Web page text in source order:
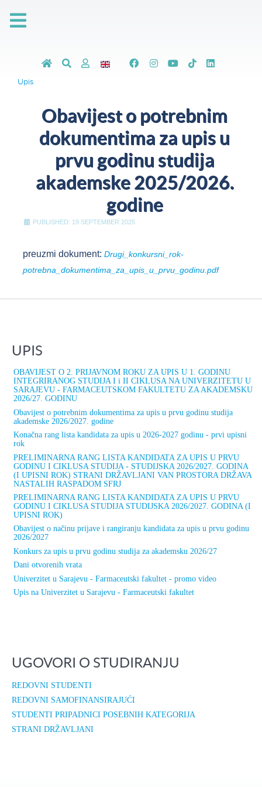
Upis
Obavijest o potrebnim
dokumentima za upis u
prvu godinu studija
akademske 2025/2026.
godine
PUBLISHED: 19 SEPTEMBER 2025
preuzmi dokument: Drugi_konkursni_rok-
potrebna_dokumentima_za_upis_u_prvu_godinu.pdf
UPIS
OBAVIJEST O 2. PRIJAVNOM ROKU ZA UPIS U 1. GODINU
INTEGRIRANOG STUDIJA I i II CIKLUSA NA UNIVERZITETU U
SARAJEVU - FARMACEUTSKOM FAKULTETU ZA AKADEMSKU
2026/27. GODINU
Obavijest o potrebnim dokumentima za upis u prvu godinu studija
akademske 2026/2027. godine
Konačna rang lista kandidata za upis u 2026-2027 godinu - prvi upisni
rok
PRELIMINARNA RANG LISTA KANDIDATA ZA UPIS U PRVU
GODINU I CIKLUSA STUDIJA - STUDIJSKA 2026/2027. GODINA
(I UPISNI ROK) STRANI DRŽAVLJANI VAN PROSTORA DRŽAVA
NASTALIH RASPADOM SFRJ
PRELIMINARNA RANG LISTA KANDIDATA ZA UPIS U PRVU
GODINU I CIKLUSA STUDIJA STUDIJSKA 2026/2027. GODINA (I
UPISNI ROK)
Obavijest o načinu prijave i rangiranju kandidata za upis u prvu godinu
2026/2027
Konkurs za upis u prvu godinu studija za akademsku 2026/27
Dani otvorenih vrata
Univerzitet u Sarajevu - Farmaceutski fakultet - promo video
Upis na Univerzitet u Sarajevu - Farmaceutski fakultet
UGOVORI O STUDIRANJU
REDOVNI STUDENTI
REDOVNI SAMOFINANSIRAJUĆI
STUDENTI PRIPADNICI POSEBNIH KATEGORIJA
STRANI DRŽAVLJANI